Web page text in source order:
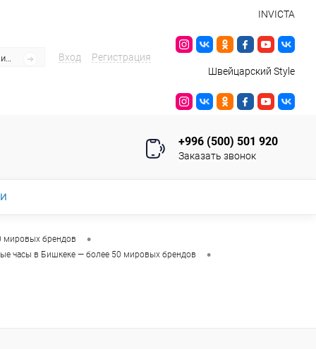
Вход Регистрация
INVICTA
Швейцарский Style
+996 (500) 501 920
Заказать звонок
мировых брендов •
часы в Бишкеке — более 50 мировых брендов •